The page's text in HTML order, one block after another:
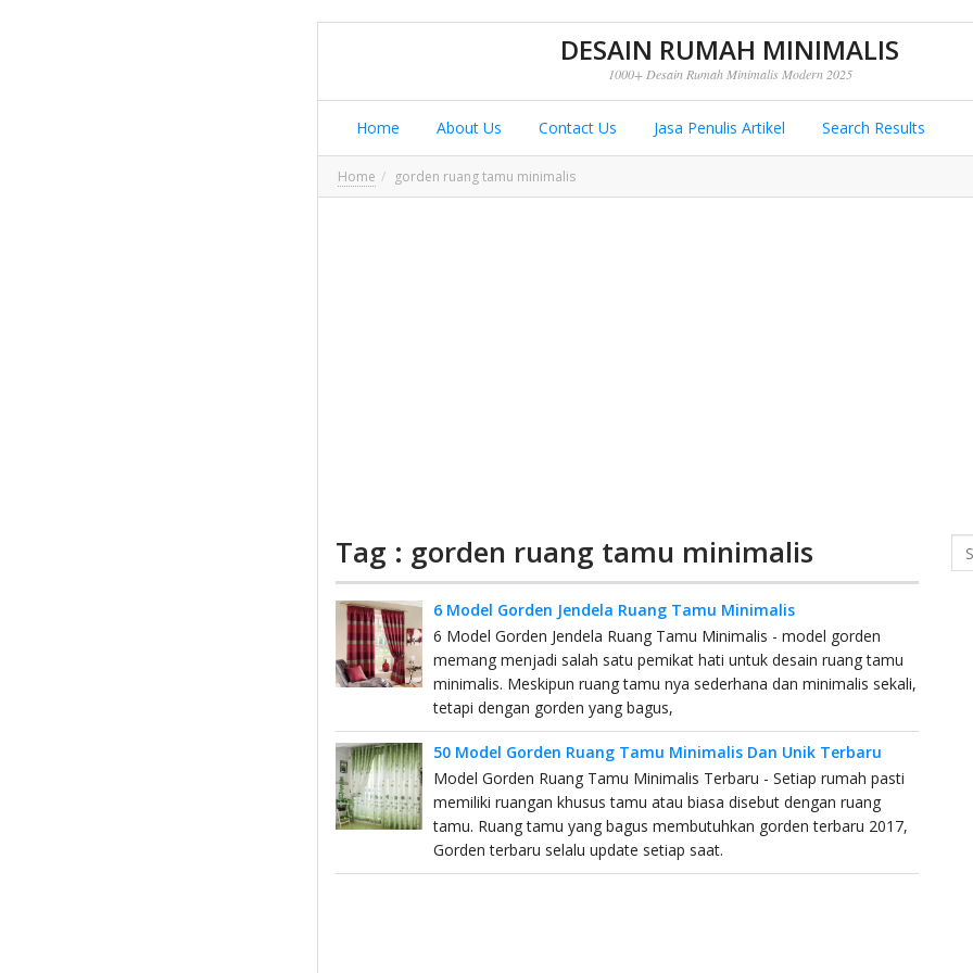
DESAIN RUMAH MINIMALIS
1000+ Desain Rumah Minimalis Modern 2025
Home About Us Contact Us Jasa Penulis Artikel Search Results
Home gorden ruang tamu minimalis
Tag : gorden ruang tamu minimalis
6 Model Gorden Jendela Ruang Tamu Minimalis
6 Model Gorden Jendela Ruang Tamu Minimalis - model gorden
memang menjadi salah satu pemikat hati untuk desain ruang tamu
minimalis. Meskipun ruang tamu nya sederhana dan minimalis sekali,
tetapi dengan gorden yang bagus,
50 Model Gorden Ruang Tamu Minimalis Dan Unik Terbaru
Model Gorden Ruang Tamu Minimalis Terbaru - Setiap rumah pasti
memiliki ruangan khusus tamu atau biasa disebut dengan ruang
tamu. Ruang tamu yang bagus membutuhkan gorden terbaru 2017,
Gorden terbaru selalu update setiap saat.